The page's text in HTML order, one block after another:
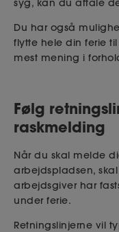
syg, kan du aftale
Du har også
flytte hele din ferie
mest mening i
Følg
raskmelding
Når du skal melde
arbejdspladsen,
arbejdsgiver har
under ferie.
Retningslinjerne vil